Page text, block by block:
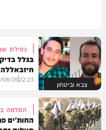
צבא וביטחון
נפילת
בגלל
22:23
08/26
הסלמה
החות'ים